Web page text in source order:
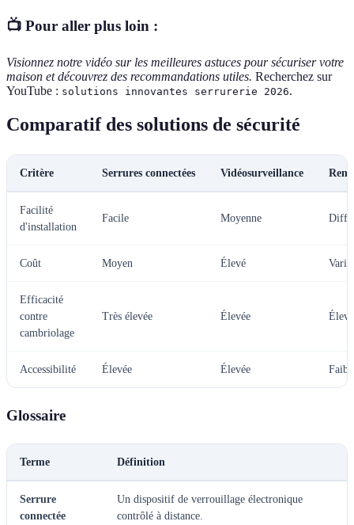
📺 Pour aller plus loin :
Visionnez notre vidéo sur les meilleures astuces pour sécuriser votre
maison et découvrez des recommandations utiles. Recherchez sur
YouTube : solutions innovantes serrurerie 2026.
Comparatif des solutions de sécurité
Critère Serrures connectées Vidéosurveillance
Facilité
d'installation
Facile Moyenne
Coût Moyen Élevé
Efficacité
contre
cambriolage
Très élevée Élevée
Accessibilité Élevée Élevée
Glossaire
Terme Définition
Serrure
connectée
Un dispositif de verrouillage électronique
contrôlé à distance.